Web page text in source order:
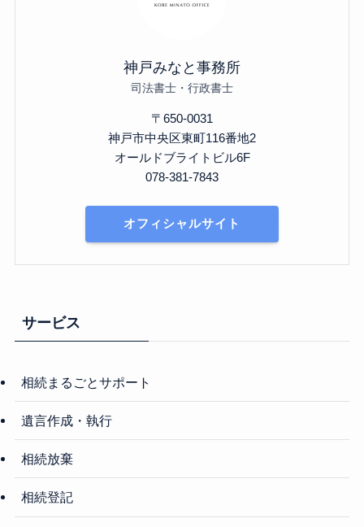
神戸みなと事務所
司法書士・行政書士
〒650-0031
神戸市中央区東町116番地2
オールドブライトビル6F
078-381-7843
オフィシャルサイト
サービス
相続まるごとサポート
遺言作成・執行
相続放棄
相続登記